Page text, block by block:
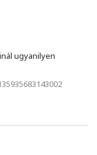
ugyanilyen